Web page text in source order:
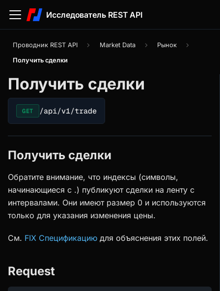
Исследователь REST API
Проводник REST API Market Data Рынок
Получить сделки
Получить сделки
GET /api/v1/trade
Получить сделки
Обратите внимание, что индексы (символы,
начинающиеся с .) публикуют сделки на ленту с
интервалами. Они имеют размер 0 и используются
только для указания изменения цены.
См. FIX Спецификацию для объяснения этих полей.
Request